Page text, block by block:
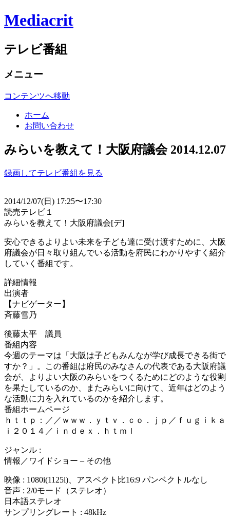
Mediacrit
テレビ番組
メニュー
コンテンツへ移動
ホーム
お問い合わせ
みらいを教えて！大阪府議会 2014.12.07
録画してテレビ番組を見る
2014/12/07(日) 17:25〜17:30
読売テレビ１
みらいを教えて！大阪府議会[デ]
安心できるよりよい未来を子ども達に受け渡すために、大阪
府議会が日々取り組んでいる活動を府民にわかりやすく紹介
していく番組です。
詳細情報
出演者
【ナビゲーター】
斉藤雪乃
後藤太平 議員
番組内容
今週のテーマは「大阪は子どもみんなが学び成長できる街で
すか？」。この番組は府民のみなさんの代表である大阪府議
会が、よりよい大阪のみらいをつくるためにどのような役割
を果たしているのか、またみらいに向けて、近年はどのよう
な活動に力を入れているのかを紹介します。
番組ホームページ
ｈｔｔｐ：／／ｗｗｗ．ｙｔｖ．ｃｏ．ｊｐ／ｆｕｇｉｋａ
ｉ２０１４／ｉｎｄｅｘ．ｈｔｍｌ
ジャンル :
情報／ワイドショー – その他
映像 : 1080i(1125i)、アスペクト比16:9 パンベクトルなし
音声 : 2/0モード（ステレオ）
日本語ステレオ
サンプリングレート : 48kHz